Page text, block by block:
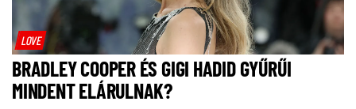
LOVE
BRADLEY COOPER ÉS GIGI HADID GYŰRŰI
MINDENT ELÁRULNAK?